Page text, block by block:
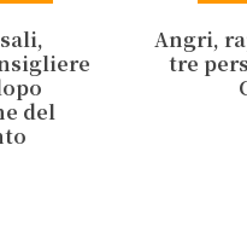
del
Angri,
tre